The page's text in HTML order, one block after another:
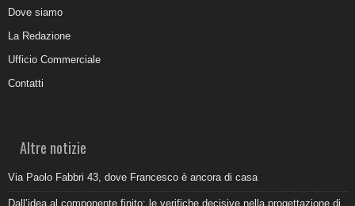
Dove siamo
La Redazione
Ufficio Commerciale
Contatti
Altre notizie
Via Paolo Fabbri 43, dove Francesco è ancora di casa
Dall’idea al componente finito: le verifiche decisive nella progettazione di